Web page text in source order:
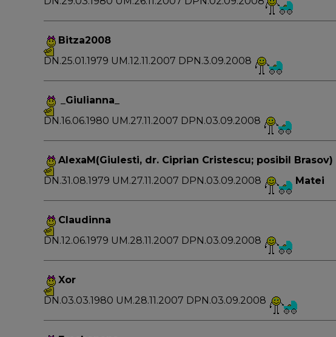
Bitza2008
DN.25.01.1979 UM.12.11.2007 DPN.3.09.2008
_Giulianna_
DN.16.06.1980 UM.27.11.2007 DPN.03.09.2008
AlexaM(Giulesti, dr. Ciprian Cristescu; posibil Brasov)
DN.31.08.1979 UM.27.11.2007 DPN.03.09.2008
Matei
Claudinna
DN.12.06.1979 UM.28.11.2007 DPN.03.09.2008
Xor
DN.03.03.1980 UM.28.11.2007 DPN.03.09.2008